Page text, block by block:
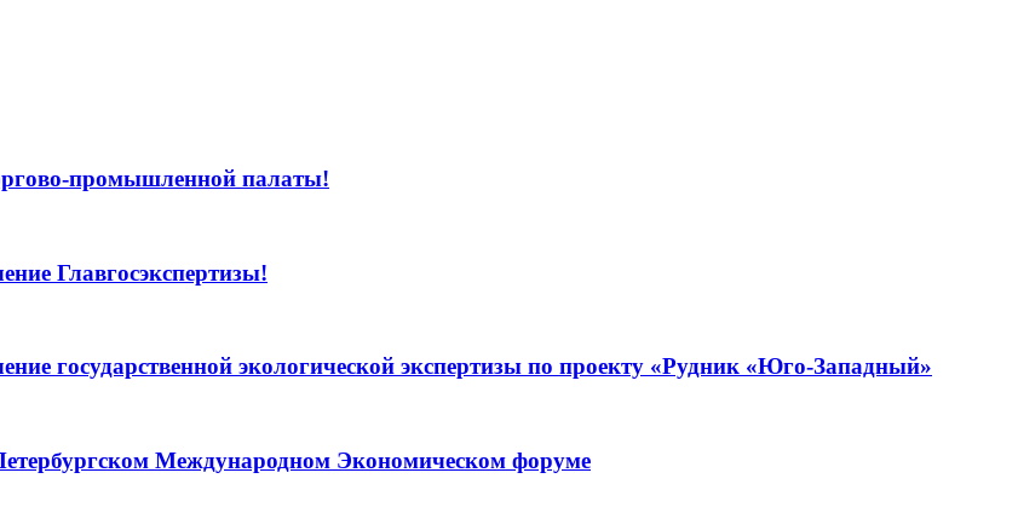
промышленной палаты!
Главгосэкспертизы!
государственной экологической экспертизы по проекту «Рудник «Юго-Западный»
Международном Экономическом форуме